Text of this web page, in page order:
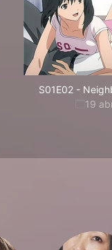
S01E02 -
19